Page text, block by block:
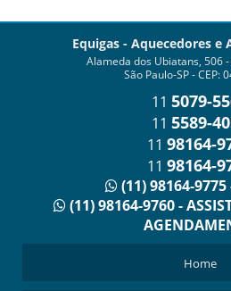
Equigas - Aquecedores e
Alameda dos Ubiatans, 506
São Paulo-SP - CEP:
11 5079-
11 5589-
11 98164-
11 98164-
(11) 98164-9775
(11) 98164-9760 -
Home